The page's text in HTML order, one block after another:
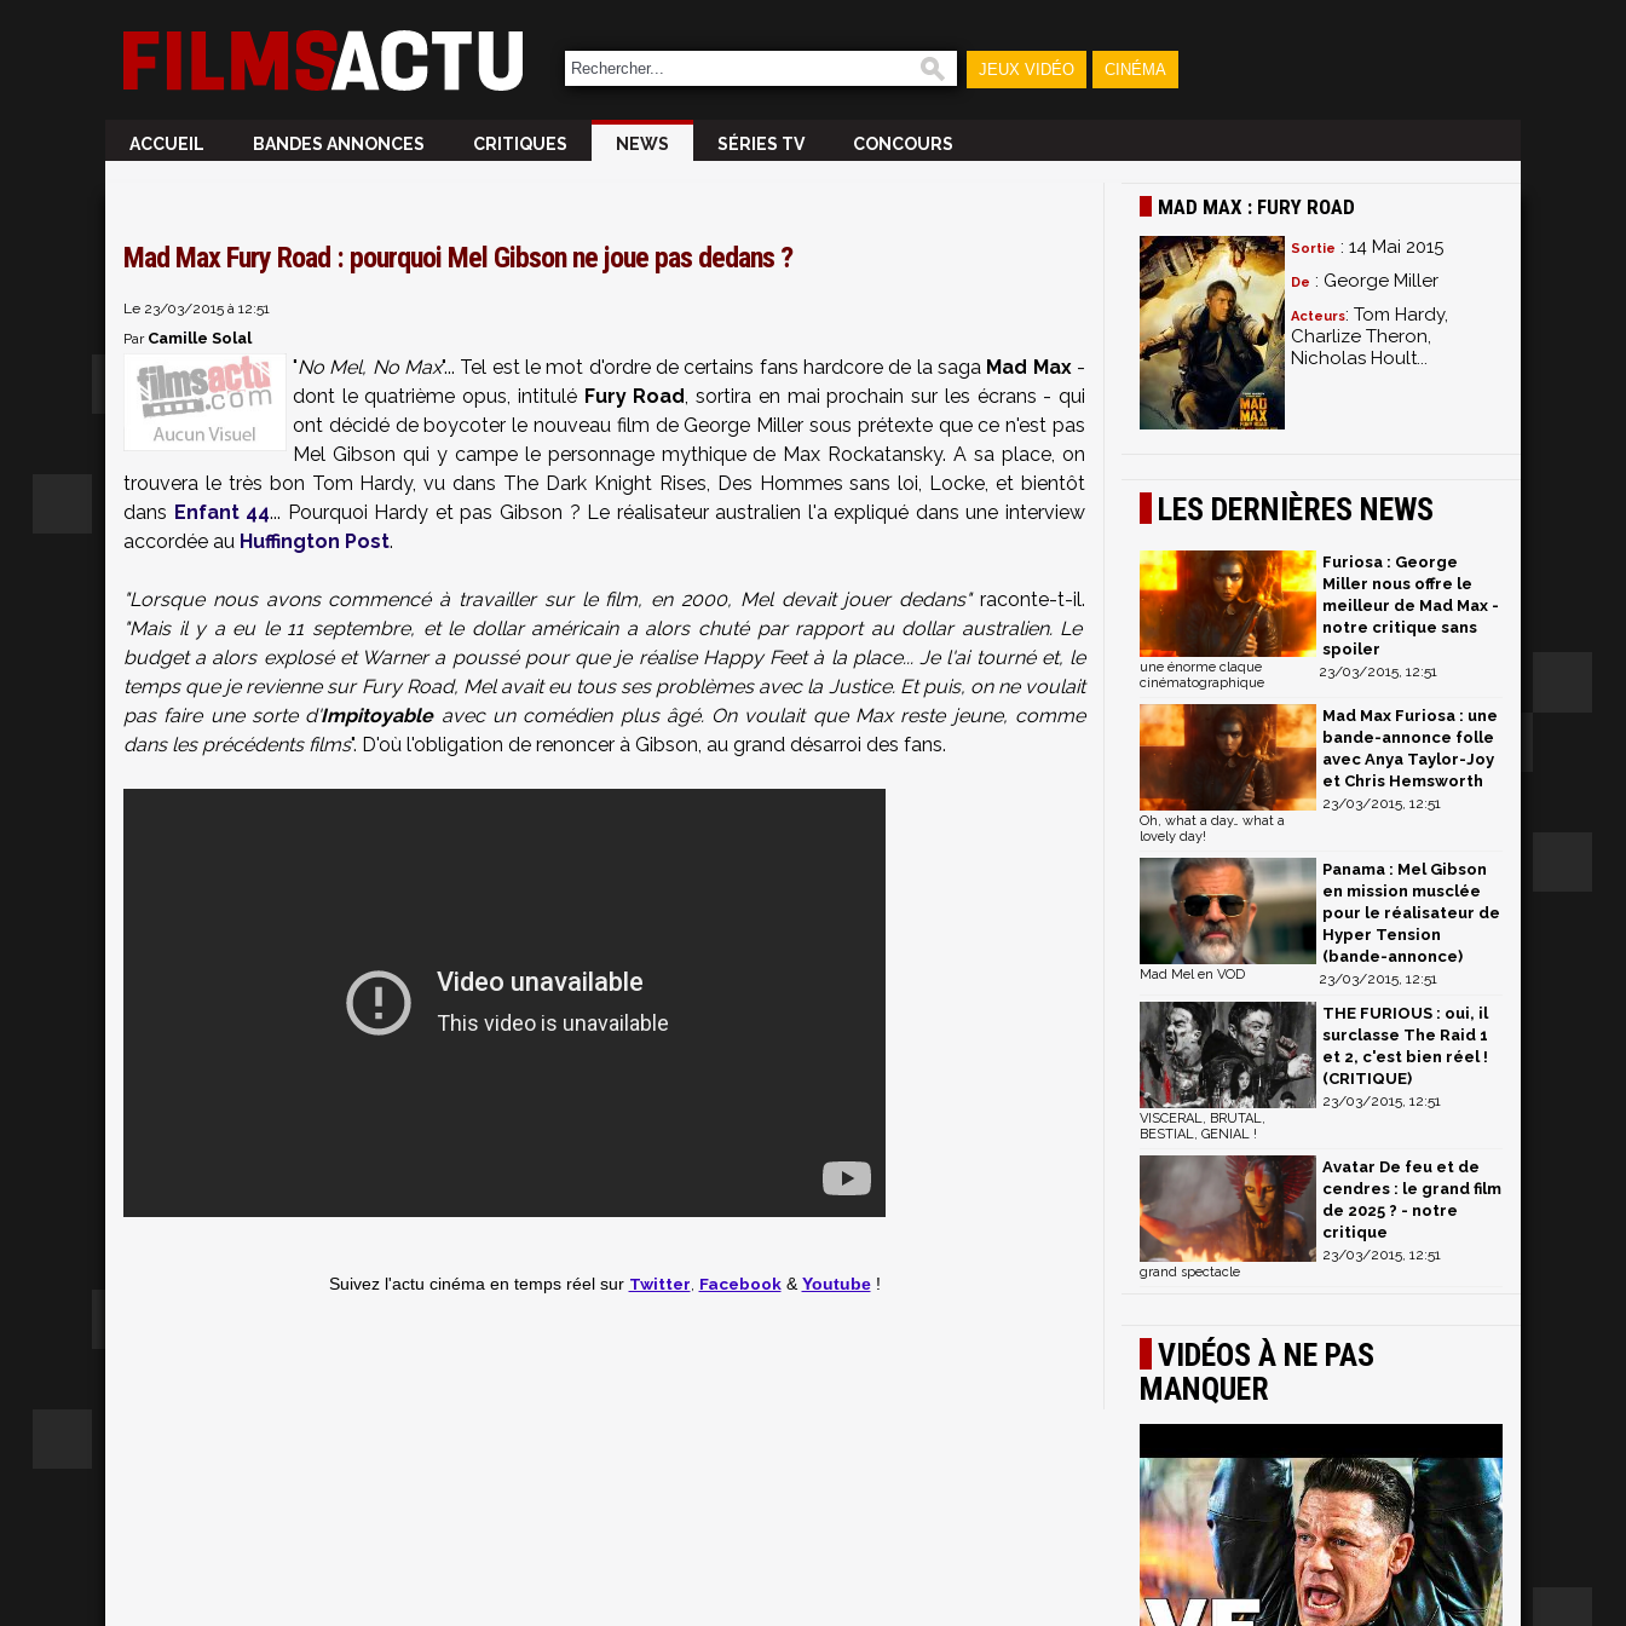
JEUX VIDÉO CINÉMA
ACCUEIL BANDES ANNONCES CRITIQUES NEWS SÉRIES TV CONCOURS
Mad Max Fury Road : pourquoi Mel Gibson ne joue pas dedans ?
Le 23/03/2015 à 12:51
Par Camille Solal
"No Mel, No Max"... Tel est le mot d'ordre de certains fans hardcore de la saga Mad Max-
dont le quatrième opus, intitulé Fury Road, sortira en mai prochain sur les écrans - qui
ont décidé de boycoter le nouveau film de George Miller sous prétexte que ce n'est pas
Mel Gibson qui y campe le personnage mythique de Max Rockatansky. A sa place, on
trouvera le très bon Tom Hardy, vu dans The Dark Knight Rises, Des Hommes sans loi, Locke, et bientôt
dans Enfant 44... Pourquoi Hardy et pas Gibson ? Le réalisateur australien l'a expliqué dans une interview
accordée au Huffington Post.
"Lorsque nous avons commencé à travailler sur le film, en 2000, Mel devait jouer dedans" raconte-t-il.
"Mais il y a eu le 11 septembre, et le dollar américain a alors chuté par rapport au dollar australien. Le
budget a alors explosé et Warner a poussé pour que je réalise Happy Feet à la place... Je l'ai tourné et, le
temps que je revienne sur Fury Road, Mel avait eu tous ses problèmes avec la Justice. Et puis, on ne voulait
pas faire une sorte d'Impitoyableavec un comédien plus âgé. On voulait que Max reste jeune, comme
dans les précédents films". D'où l'obligation de renoncer à Gibson, au grand désarroi des fans.
Suivez l'actu cinéma en temps réel sur Twitter Facebook& Youtube!
MAD MAX : FURY ROAD
Sortie : 14 Mai 2015
De : George Miller
Acteurs: Tom Hardy,
Charlize Theron,
Nicholas Hoult...
LES DERNIÈRES NEWS
Furiosa : George
Miller nous offre le
meilleur de Mad Max -
notre critique sans
spoiler
23/03/2015, 12:51
une énorme claque
cinématographique
Mad Max Furiosa : une
bande-annonce folle
avec Anya Taylor-Joy
et Chris Hemsworth
23/03/2015, 12:51
Oh, what a day… what a
lovely day!
Panama : Mel Gibson
en mission musclée
pour le réalisateur de
Hyper Tension
(bande-annonce)
23/03/2015, 12:51
Mad Mel en VOD
THE FURIOUS : oui, il
surclasse The Raid 1
et 2, c'est bien réel !
(CRITIQUE)
23/03/2015, 12:51
VISCERAL, BRUTAL,
BESTIAL, GENIAL !
Avatar De feu et de
cendres : le grand film
de 2025 ? - notre
critique
23/03/2015, 12:51
grand spectacle
VIDÉOS À NE PAS
MANQUER